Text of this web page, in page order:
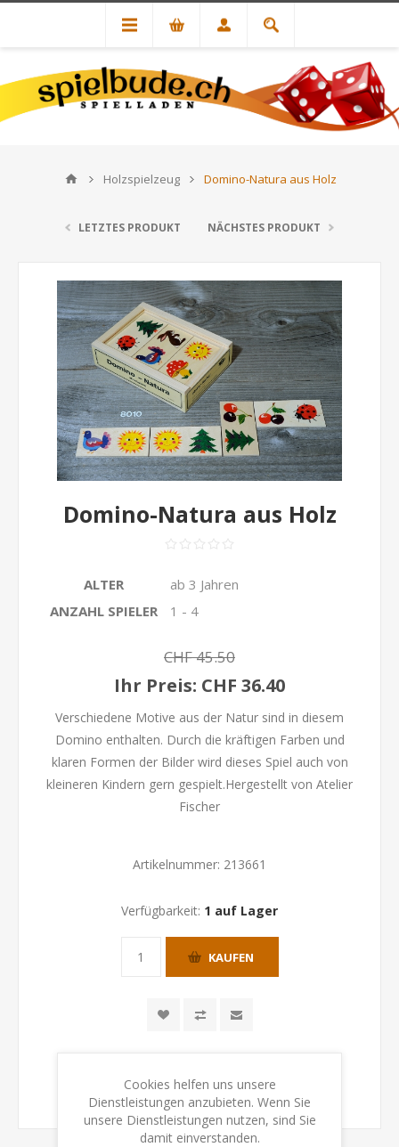
Holzspielzeug Domino-Natura aus Holz
LETZTES PRODUKT NÄCHSTES PRODUKT
Domino-Natura aus Holz
ALTER
ab 3 Jahren
ANZAHL SPIELER
1 - 4
CHF 45.50
Ihr Preis: CHF 36.40
Verschiedene Motive aus der Natur sind in diesem
Domino enthalten. Durch die kräftigen Farben und
klaren Formen der Bilder wird dieses Spiel auch von
kleineren Kindern gern gespielt.Hergestellt von Atelier
Fischer
Artikelnummer: 213661
Verfügbarkeit: 1 auf Lager
KAUFEN
Cookies helfen uns unsere
Dienstleistungen anzubieten. Wenn Sie
unsere Dienstleistungen nutzen, sind Sie
damit einverstanden.